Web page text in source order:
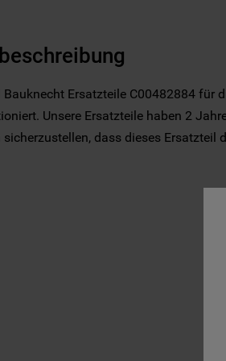
Ersatzteile C00482884 für
Unsere Ersatzteile haben 2
dass dieses Ersatzteil